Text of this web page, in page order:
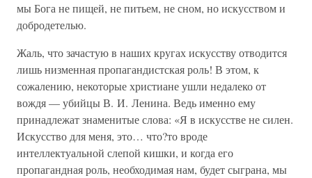
мы Бога не пищей, не питьем, не сном, но искусством и
добродетелью.
Жаль, что зачастую в наших кругах искусству отводится
лишь низменная пропагандистская роль! В этом, к
сожалению, некоторые христиане ушли недалеко от
вождя — убийцы В. И. Ленина. Ведь именно ему
принадлежат знаменитые слова: «Я в искусстве не силен.
Искусство для меня, это… что?то вроде
интеллектуальной слепой кишки, и когда его
пропагандная роль, необходимая нам, будет сыграна, мы